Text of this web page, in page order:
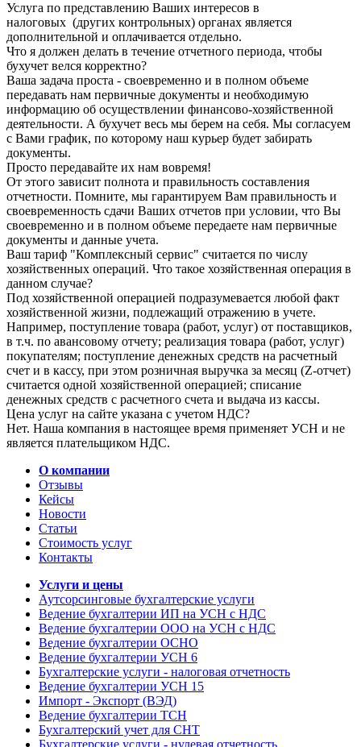
Услуга по представлению Ваших интересов в
налоговых (других контрольных) органах является
дополнительной и оплачивается отдельно.
Что я должен делать в течение отчетного периода, чтобы
бухучет велся корректно?
Ваша задача проста - своевременно и в полном объеме
передавать нам первичные документы и необходимую
информацию об осуществлении финансово-хозяйственной
деятельности. А бухучет весь мы берем на себя. Мы согласуем
с Вами график, по которому наш курьер будет забирать
документы.
Просто передавайте их нам вовремя!
От этого зависит полнота и правильность составления
отчетности. Помните, мы гарантируем Вам правильность и
своевременность сдачи Ваших отчетов при условии, что Вы
своевременно и в полном объеме передаете нам первичные
документы и данные учета.
Ваш тариф "Комплексный сервис" считается по числу
хозяйственных операций. Что такое хозяйственная операция в
данном случае?
Под хозяйственной операцией подразумевается любой факт
хозяйственной жизни, подлежащий отражению в учете.
Например, поступление товара (работ, услуг) от поставщиков,
в т.ч. по авансовому отчету; реализация товара (работ, услуг)
покупателям; поступление денежных средств на расчетный
счет и в кассу, при этом розничная выручка за месяц (Z-отчет)
считается одной хозяйственной операцией; списание
денежных средств с расчетного счета и выдача из кассы.
Цена услуг на сайте указана с учетом НДС?
Нет. Наша компания в настоящее время применяет УСН и не
является плательщиком НДС.
О компании
Отзывы
Кейсы
Новости
Статьи
Стоимость услуг
Контакты
Услуги и цены
Аутсорсинговые бухгалтерские услуги
Ведение бухгалтерии ИП на УСН с НДС
Ведение бухгалтерии ООО на УСН с НДС
Ведение бухгалтерии ОСНО
Ведение бухгалтерии УСН 6
Бухгалтерские услуги - налоговая отчетность
Ведение бухгалтерии УСН 15
Импорт - Экспорт (ВЭД)
Ведение бухгалтерии ТСН
Бухгалтерский учет для СНТ